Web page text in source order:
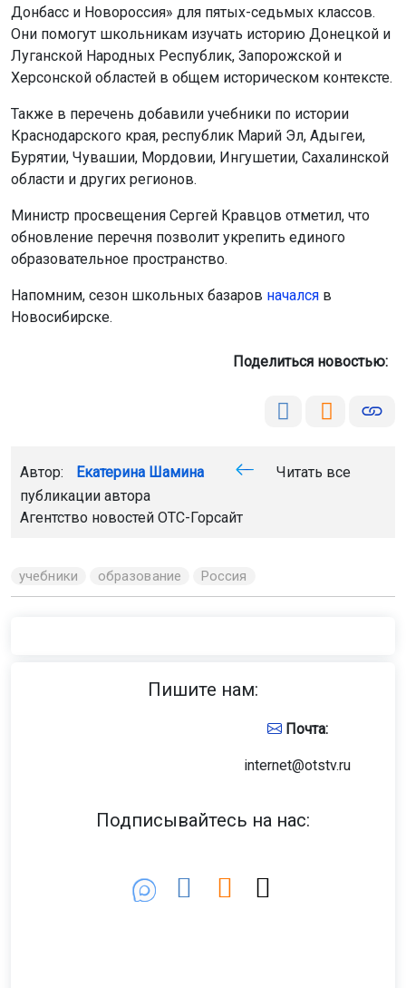
Донбасс и Новороссия» для пятых-седьмых классов.
Они помогут школьникам изучать историю Донецкой и
Луганской Народных Республик, Запорожской и
Херсонской областей в общем историческом контексте.
Также в перечень добавили учебники по истории
Краснодарского края, республик Марий Эл, Адыгеи,
Бурятии, Чувашии, Мордовии, Ингушетии, Сахалинской
области и других регионов.
Министр просвещения Сергей Кравцов отметил, что
обновление перечня позволит укрепить единого
образовательное пространство.
Напомним, сезон школьных базаров начался в
Новосибирске.
Поделиться новостью:
Автор: Екатерина Шамина
Читать все
публикации автора
Агентство новостей ОТС-Горсайт
учебники образование Россия
Пишите нам:
Почта:
internet@otstv.ru
Подписывайтесь на нас: